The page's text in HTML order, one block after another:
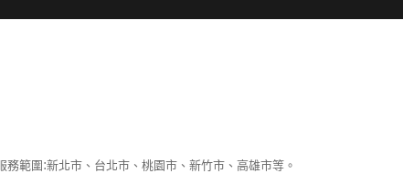
範圍:新北市、台北市、桃園市、新竹市、高雄市等。